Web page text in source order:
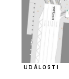
UDÁLOSTI